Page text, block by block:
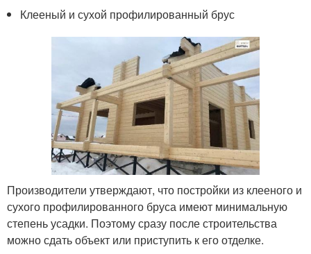
Клееный и сухой профилированный брус
Производители утверждают, что постройки из клееного и
сухого профилированного бруса имеют минимальную
степень усадки. Поэтому сразу после строительства
можно сдать объект или приступить к его отделке.